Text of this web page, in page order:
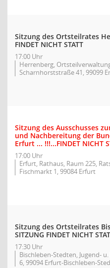
Sitzung des Ortsteilrates
FINDET NICHT STATT
17:00 Uhr
Herrenberg,
Scharnhorststraße 41, 99099
Sitzung des Ausschusses
und Nachbereitung der
Erfurt ... !!!...FINDET NICHT
17:00 Uhr
Erfurt, Rathaus, Raum 225,
Fischmarkt 1, 99084 Erfurt
Sitzung des Ortsteilrates
SITZUNG FINDET NICHT
17:30 Uhr
Bischleben-Stedten, Jugend-
6, 99094 Erfurt-Bischleben-